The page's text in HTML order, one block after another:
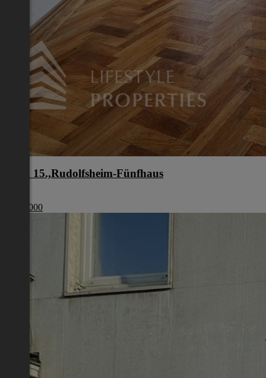
Wien 15.,Rudolfsheim-Fünfhaus
€ 210 000